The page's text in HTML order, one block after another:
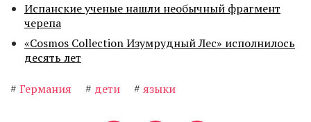
Испанские ученые нашли необычный фрагмент
черепа
«Cosmos Collection Изумрудный Лес» исполнилось
десять лет
# Германия # дети # языки